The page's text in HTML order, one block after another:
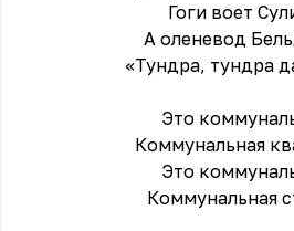
Гоги воет
А оленевод
«Тундра, тундра
Это
Коммунальная
Это
Коммунальная